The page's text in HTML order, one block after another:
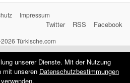
Impressum
Facebook
RSS
Twitter
Türkische.com
unserer Dienste. Mit der Nutzung
mit unseren Datenschutzbestimmungen